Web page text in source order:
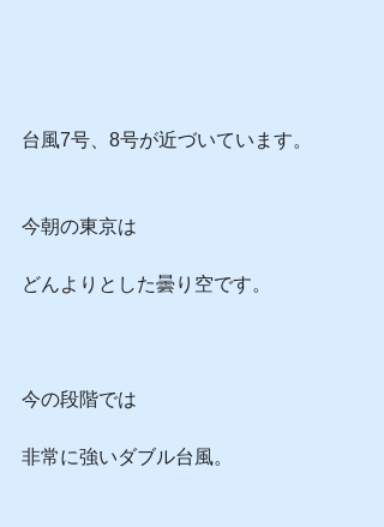
台風7号、8号が近づいています。
今朝の東京は
どんよりとした曇り空です。
今の段階では
非常に強いダブル台風。